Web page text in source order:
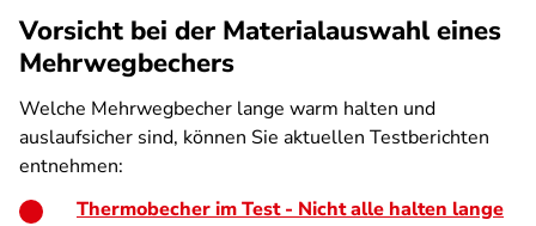
Vorsicht bei der Materialauswahl eines
Mehrwegbechers
Welche Mehrwegbecher lange warm halten und
auslaufsicher sind, können Sie aktuellen Testberichten
entnehmen:
Thermobecher im Test - Nicht alle halten lange